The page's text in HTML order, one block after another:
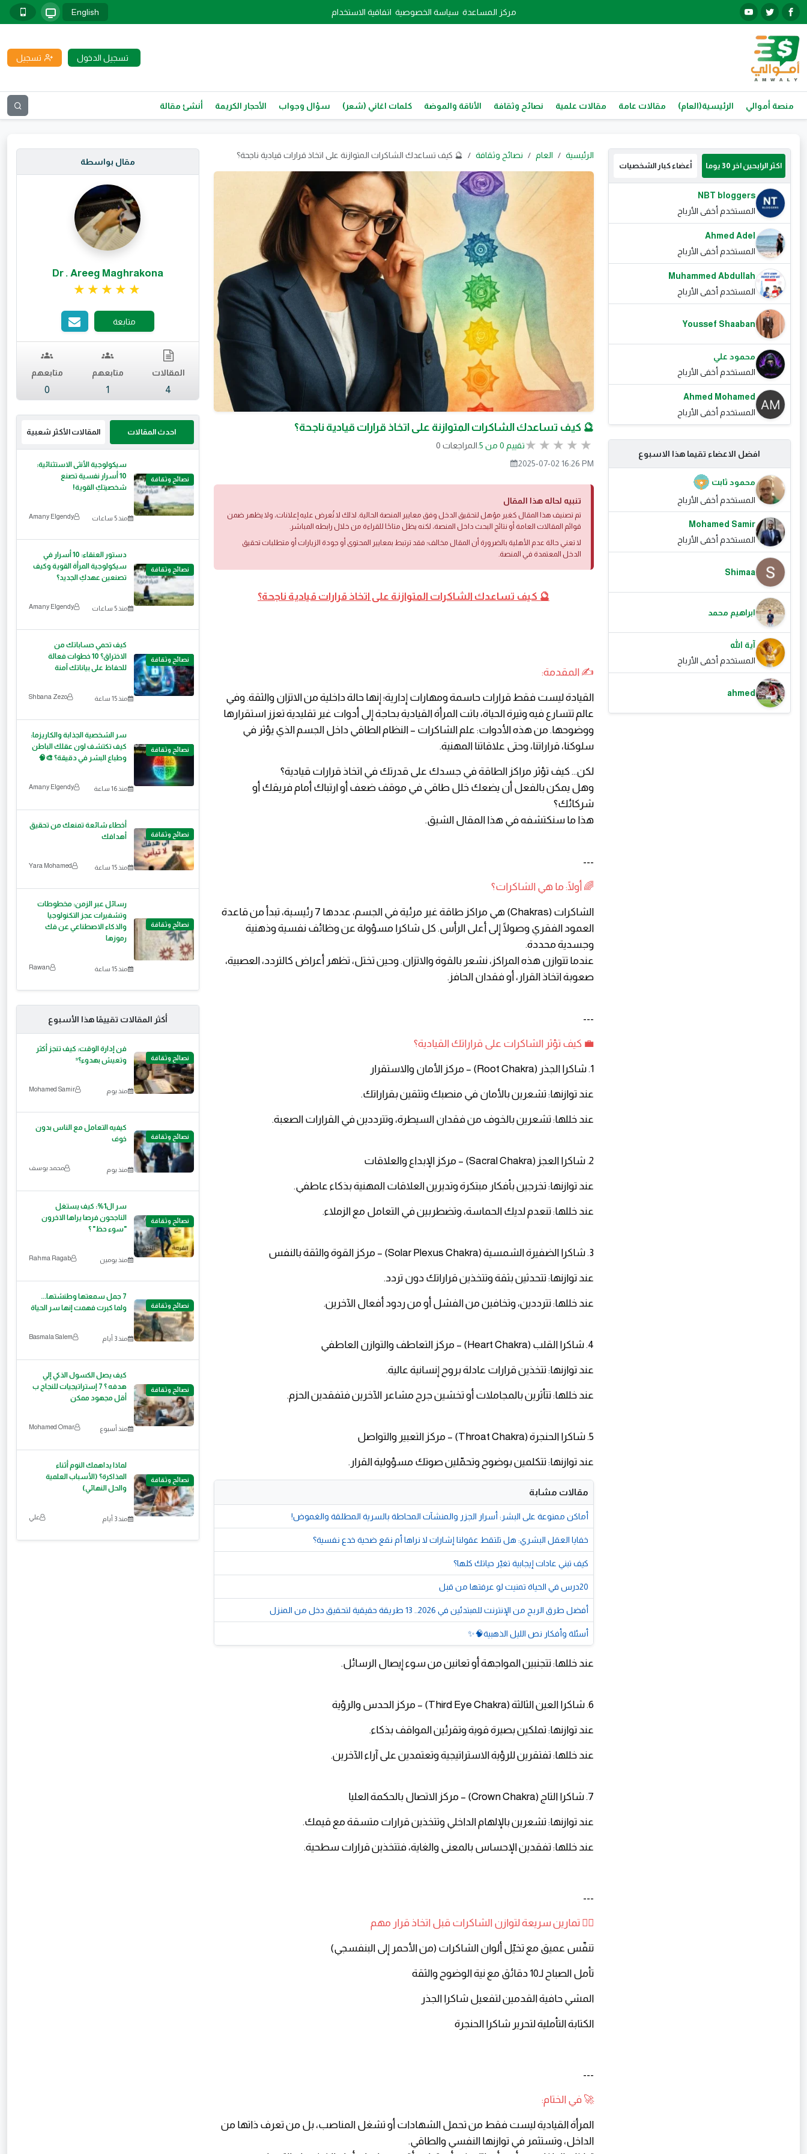
مركز المساعدة سياسة الخصوصية اتفاقية الاستخدام English
تسجيل الدخول تسجيل
منصة أموالي الرئيسية(العام) مقالات عامة مقالات علمية نصائح وثقافة الأناقة والموضة كلمات اغاني (شعر) سؤال وجواب الأحجار الكريمة أنشئ مقالة
اكثر الرابحين اخر 30 يوما أعضاء كبار الشخصيات
NBT bloggers
المستخدم أخفى الأرباح
Ahmed Adel
المستخدم أخفى الأرباح
Muhammed Abdullah
المستخدم أخفى الأرباح
Youssef Shaaban
محمود علي
المستخدم أخفى الأرباح
Ahmed Mohamed
المستخدم أخفى الأرباح
افضل الاعضاء تقيما هذا الاسبوع
محمود ثابت
المستخدم أخفى الأرباح
Mohamed Samir
المستخدم أخفى الأرباح
Shimaa
ابراهيم محمد
آية الله
المستخدم أخفى الأرباح
ahmed
الرئيسية العام نصائح وثقافة 🔮 كيف تساعدك الشاكرات المتوازنة على اتخاذ قرارات قيادية ناجحة؟
🔮 كيف تساعدك الشاكرات المتوازنة على اتخاذ قرارات قيادية ناجحة؟
تقييم 0 من 5.
0 المراجعات
2025-07-02 16:26 PM
تنبيه لحاله هذا المقال
تم تصنيف هذا المقال كغير مؤهل لتحقيق الدخل وفق معايير المنصة الحالية. لذلك لا تُعرض عليه إعلانات، ولا يظهر ضمن
قوائم المقالات العامة أو نتائج البحث داخل المنصة، لكنه يظل متاحًا للقراءة من خلال رابطه المباشر.
لا تعني حالة عدم الأهلية بالضرورة أن المقال مخالف؛ فقد ترتبط بمعايير المحتوى أو جودة الزيارات أو متطلبات تحقيق
الدخل المعتمدة في المنصة.
🔮 كيف تساعدك الشاكرات المتوازنة على اتخاذ قرارات قيادية ناجحة؟
✍️ المقدمة:
القيادة ليست فقط قرارات حاسمة ومهارات إدارية؛ إنها حالة داخلية من الاتزان والثقة. وفي
عالم تتسارع فيه وتيرة الحياة، باتت المرأة القيادية بحاجة إلى أدوات غير تقليدية تعزز استقرارها
ووضوحها. من هذه الأدوات: علم الشاكرات – النظام الطاقي داخل الجسم الذي يؤثر في
سلوكنا، قراراتنا، وحتى علاقاتنا المهنية.
لكن... كيف تؤثر مراكز الطاقة في جسدك على قدرتك في اتخاذ قرارات قيادية؟
وهل يمكن بالفعل أن يضعك خلل طاقي في موقف ضعف أو ارتباك أمام فريقك أو
شركائك؟
هذا ما سنكتشفه في هذا المقال الشيق.
---
🌈 أولًا: ما هي الشاكرات؟
الشاكرات (Chakras) هي مراكز طاقة غير مرئية في الجسم، عددها 7 رئيسية، تبدأ من قاعدة
العمود الفقري وصولًا إلى أعلى الرأس. كل شاكرا مسؤولة عن وظائف نفسية وذهنية
وجسدية محددة.
عندما تتوازن هذه المراكز، نشعر بالقوة والاتزان. وحين تختل، تظهر أعراض كالتردد، العصبية،
صعوبة اتخاذ القرار، أو فقدان الحافز.
---
💼 كيف تؤثر الشاكرات على قراراتك القيادية؟
1. شاكرا الجذر (Root Chakra) – مركز الأمان والاستقرار
عند توازنها: تشعرين بالأمان في منصبك وتثقين بقراراتك.
عند خللها: تشعرين بالخوف من فقدان السيطرة، وتترددين في القرارات الصعبة.
2. شاكرا العجز (Sacral Chakra) – مركز الإبداع والعلاقات
عند توازنها: تخرجين بأفكار مبتكرة وتديرين العلاقات المهنية بذكاء عاطفي.
عند خللها: تنعدم لديك الحماسة، وتضطربين في التعامل مع الزملاء.
3. شاكرا الضفيرة الشمسية (Solar Plexus Chakra) – مركز القوة والثقة بالنفس
عند توازنها: تتحدثين بثقة وتتخذين قراراتك دون تردد.
عند خللها: تترددين، وتخافين من الفشل أو من ردود أفعال الآخرين.
4. شاكرا القلب (Heart Chakra) – مركز التعاطف والتوازن العاطفي
عند توازنها: تتخذين قرارات عادلة بروح إنسانية عالية.
عند خللها: تتأثرين بالمجاملات أو تخشين جرح مشاعر الآخرين فتفقدين الحزم.
5. شاكرا الحنجرة (Throat Chakra) – مركز التعبير والتواصل
عند توازنها: تتكلمين بوضوح وتحمّلين صوتك مسؤولية القرار.
مقالات مشابة
أماكن ممنوعة على البشر: أسرار الجزر والمنشآت المحاطة بالسرية المطلقة والغموض!
خفايا العقل البشري: هل تلتقط عقولنا إشارات لا نراها أم نقع ضحية خدع نفسية؟
كيف تبني عادات إيجابية تغيّر حياتك كلها؟
20درس في الحياة تمنيت لو عرفتها من قبل
أفضل طرق الربح من الإنترنت للمبتدئين في 2026.. 13 طريقة حقيقية لتحقيق دخل من المنزل
أسئلة وأفكار نص الليل الذهبية🧠✨
عند خللها: تتجنبين المواجهة أو تعانين من سوء إيصال الرسائل.
6. شاكرا العين الثالثة (Third Eye Chakra) – مركز الحدس والرؤية
عند توازنها: تملكين بصيرة قوية وتقرئين المواقف بذكاء.
عند خللها: تفتقرين للرؤية الاستراتيجية وتعتمدين على آراء الآخرين.
7. شاكرا التاج (Crown Chakra) – مركز الاتصال بالحكمة العليا
عند توازنها: تشعرين بالإلهام الداخلي وتتخذين قرارات متسقة مع قيمك.
عند خللها: تفقدين الإحساس بالمعنى والغاية، فتتخذين قرارات سطحية.
---
🧘‍♀️ تمارين سريعة لتوازن الشاكرات قبل اتخاذ قرار مهم
تنفّس عميق مع تخيّل ألوان الشاكرات (من الأحمر إلى البنفسجي)
تأمل الصباح لـ10 دقائق مع نية الوضوح والثقة
المشي حافية القدمين لتفعيل شاكرا الجذر
الكتابة التأملية لتحرير شاكرا الحنجرة
---
🚀 في الختام:
المرأة القيادية ليست فقط من تحمل الشهادات أو تشغل المناصب، بل من تعرف ذاتها من
الداخل، وتستثمر في توازنها النفسي والطاقي.
مقال بواسطة
Dr . Areeg Maghrakona
تقييم 5 من 5.
متابعة
المقالات
4
متابعهم
1
متابعهم
0
احدث المقالات المقالات الأكثر شعبية
نصائح وثقافة
سيكولوجية الأنثى الاستثنائية:
10 أسرار نفسية تصنع
شخصيتكِ القوية!
منذ 5 ساعات Amany Elgendy
نصائح وثقافة
دستور العنقاء: 10 أسرار في
سيكولوجية المرأة القوية وكيف
تصنعين عهدكِ الجديد؟
منذ 5 ساعات Amany Elgendy
نصائح وثقافة
كيف تحمي حساباتك من
الاختراق؟ 10 خطوات فعالة
للحفاظ على بياناتك آمنة
منذ 15 ساعة Shbana Zezo
نصائح وثقافة
سر الشخصية الجذابة والكاريزما:
كيف تكتشف لون عقلك الباطن
وطباع البشر في دقيقة؟ 🎨🧠
منذ 16 ساعة Amany Elgendy
نصائح وثقافة
أخطاء شائعة تمنعك من تحقيق
أهدافك
منذ 15 ساعة Yara Mohamed
نصائح وثقافة
رسائل عبر الزمن: مخطوطات
وتشفيرات عجز التكنولوجيا
والذكاء الاصطناعي عن فك
رموزها
منذ 15 ساعة Rawan
أكثر المقالات تقييمًا هذا الأسبوع
نصائح وثقافة
فن إدارة الوقت: كيف تنجز أكثر
وتعيش بهدوء؟⁹
منذ يوم Mohamed Samir
نصائح وثقافة
كيفيه التعامل مع الناس بدون
خوف
منذ يوم محمد يوسف
نصائح وثقافة
سر ال1%: كيف يستغل
الناجحون فرصا يراها الاخرون
"سوء حظ" ؟
منذ يومين Rahma Ragab
نصائح وثقافة
7 جمل سمعتها وطنشتها...
ولما كبرت فهمت إنها سر الحياة
منذ 3 أيام Basmala Salem
نصائح وثقافة
كيف يصل الكسول الذكي إلي
هدفه ؟ 7 إستراتيجيات للنجاح ب
أقل مجهود ممكن
منذ أسبوع ‪Mohamed Omar‬‏
نصائح وثقافة
لماذا يداهمك النوم أثناء
المذاكرة؟ (الأسباب العلمية
والحل النهائي)
منذ 3 أيام علي